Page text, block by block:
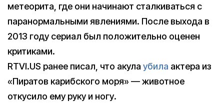
метеорита, где они начинают сталкиваться с
паранормальными явлениями. После выхода в
2013 году сериал был положительно оценен
критиками.
RTVI.US ранее писал, что акула убила актера из
«Пиратов карибского моря» — животное
откусило ему руку и ногу.